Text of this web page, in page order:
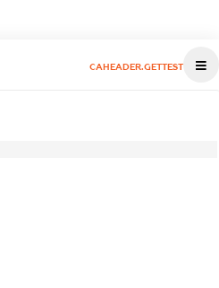
CAHEADER.GETTEST